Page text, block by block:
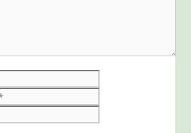
Mail-
Adresse